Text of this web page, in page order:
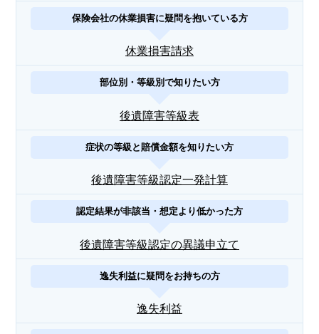
保険会社の休業損害に疑問を抱いている方
休業損害請求
部位別・等級別で知りたい方
後遺障害等級表
症状の等級と賠償金額を知りたい方
後遺障害等級認定一発計算
認定結果が非該当・想定より低かった方
後遺障害等級認定の異議申立て
逸失利益に疑問をお持ちの方
逸失利益